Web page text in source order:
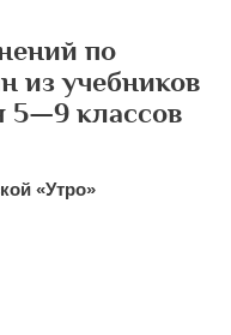
по
из учебников
5—9 классов
«Утро»